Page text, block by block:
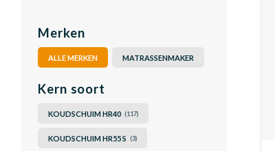
Merken
ALLE MERKEN MATRASSENMAKER
Kern soort
KOUDSCHUIM HR40 (117)
KOUDSCHUIM HR55 S (3)